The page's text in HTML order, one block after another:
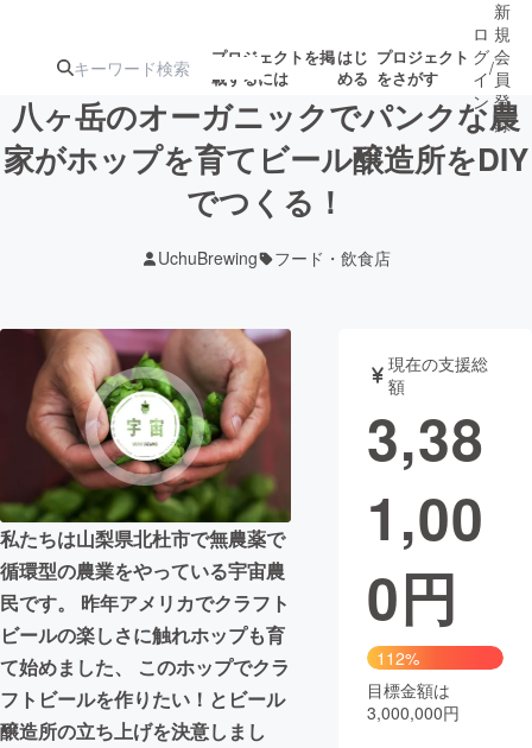
プロジェクトを掲
載するには
はじ
める
プロジェクト
をさがす
注目の新着プロ募集終了が近いプ
テクノロジー・ガジェット
映像・映画 書籍・雑誌
ビジネス・起業 チャレンジ
まちづくり・地域活性化
CAMPFIRE for Social Good
CAMPFIRE Creation
CAMPFIREふるさと納税
コミュニティ
ロ
グ
イ
ン
/
新
規
会
員
登
録
八ヶ岳のオーガニックでパンクな農
家がホップを育てビール醸造所をDIY
でつくる！
UchuBrewing フード・飲食店
私たちは山梨県北杜市で無農薬で
循環型の農業をやっている宇宙農
民です。 昨年アメリカでクラフト
ビールの楽しさに触れホップも育
て始めました、 このホップでクラ
フトビールを作りたい！とビール
醸造所の立ち上げを決意しまし
現在の支援総
額
3,38
1,00
0円
112%
目標金額は
3,000,000円